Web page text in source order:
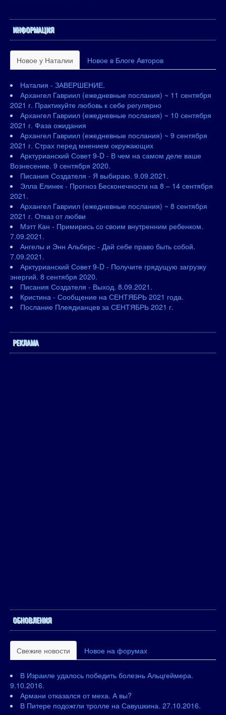
ИНФОРМАЦИЯ
Новое у Наталии Новое в Блоге Авторов
Наталия - ЗАВЕРШЕНИЕ.
Архангел Гавриил (ежедневные послания) ~ 11 сентября
2021 г. Практикуйте любовь к себе регулярно
Архангел Гавриил (ежедневные послания) ~ 10 сентября
2021 г. Фаза ожидания
Архангел Гавриил (ежедневные послания) ~ 9 сентября
2021 г. Страх перед мнением окружающих
Арктурианский Совет 9-D - В чем на самом деле ваше
Вознесение. 9 сентября 2020.
Писания Создателя - Я выбираю. 9.09.2021.
Элла Елинек - Прогноз Бесконечности на 8 – 14 сентября
2021.
Архангел Гавриил (ежедневные послания) ~ 8 сентября
2021 г. Отказ от любви
Мэтт Кан - Примирись со своим внутренним ребенком.
7.09.2021.
Ангелы и Энн Альберс - Дай себе право быть собой.
7.09.2021.
Арктурианский Совет 9-D - Получите грядущую загрузку
энергий. 8 сентября 2020.
Писания Создателя - Выход. 8.09.2021.
Кристина - Сообщение на СЕНТЯБРЬ 2021 года.
Послание Плеядианцев за СЕНТЯБРЬ 2021 г.
РЕКЛАМА
ОБНОВЛЕНИЯ
Свежие новости Новое на форумах
В Израиле удалось победить болезнь Альцгеймера.
9.10.2016.
Армани отказался от меха. А вы?
В Питере подожгли тролле на Савушкина. 27.10.2016.